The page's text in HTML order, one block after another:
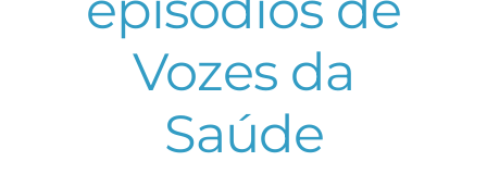
Vozes da
Saúde